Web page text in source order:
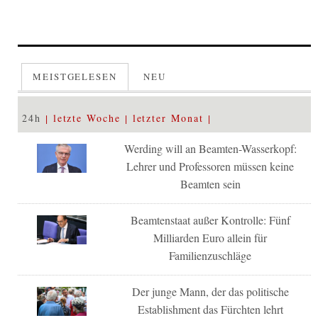
MEISTGELESEN NEU
24h letzte Woche letzter Monat
Werding will an Beamten-Wasserkopf:
Lehrer und Professoren müssen keine
Beamten sein
Beamtenstaat außer Kontrolle: Fünf
Milliarden Euro allein für
Familienzuschläge
Der junge Mann, der das politische
Establishment das Fürchten lehrt